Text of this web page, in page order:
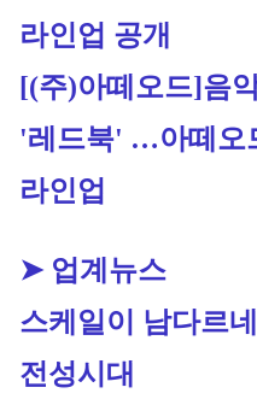
라인업 공개
[(주)아떼오드]음
'레드북' …아떼오
라인업
➤ 업계뉴스
스케일이 남다르
전성시대